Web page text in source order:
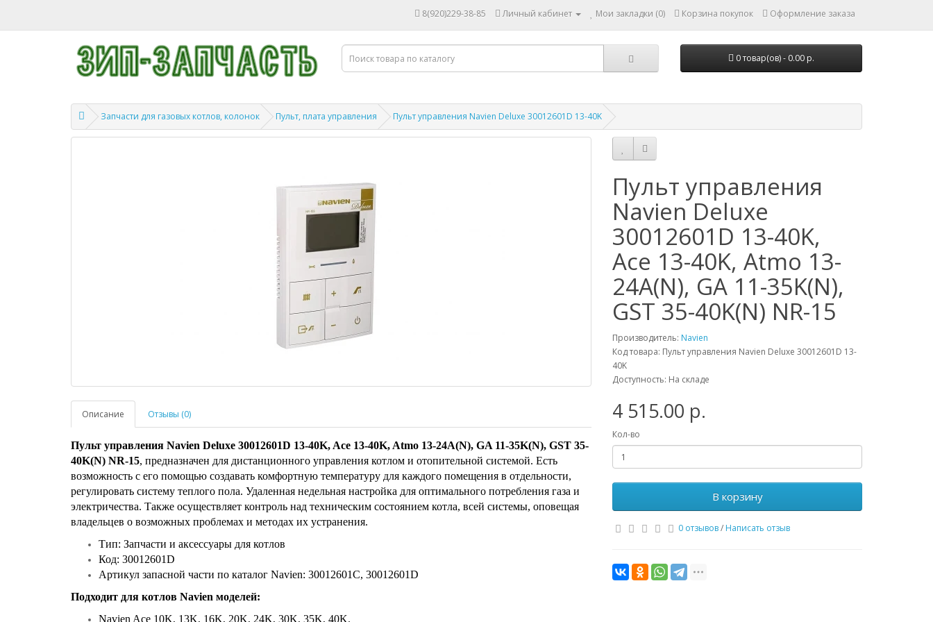
8(920)229-38-85 Личный кабинет Мои закладки (0) Корзина покупок Оформление заказа
0 товар(ов) - 0.00 р.
Запчасти для газовых котлов, колонок Пульт, плата управления Пульт управления Navien Deluxe 30012601D 13-40K
Описание Отзывы (0)
Пульт управления Navien Deluxe 30012601D 13-40K, Ace 13-40K, Atmo 13-24A(N), GA 11-35K(N), GST 35-
40K(N) NR-15, предназначен для дистанционного управления котлом и отопительной системой. Есть
возможность с его помощью создавать комфортную температуру для каждого помещения в отдельности,
регулировать систему теплого пола. Удаленная недельная настройка для оптимального потребления газа и
электричества. Также осуществляет контроль над техническим состоянием котла, всей системы, оповещая
владельцев о возможных проблемах и методах их устранения.
Тип: Запчасти и аксессуары для котлов
Код: 30012601D
Артикул запасной части по каталог Navien: 30012601C, 30012601D
Подходит для котлов Navien моделей:
Navien Ace 10K, 13K, 16K, 20K, 24K, 30K, 35K, 40K.
Пульт управления
Navien Deluxe
30012601D 13-40K,
Ace 13-40K, Atmo 13-
24A(N), GA 11-35K(N),
GST 35-40K(N) NR-15
Производитель: Navien
Код товара: Пульт управления Navien Deluxe 30012601D 13-
40K
Доступность: На складе
4 515.00 р.
Кол-во
В корзину
0 отзывов/ Написать отзыв